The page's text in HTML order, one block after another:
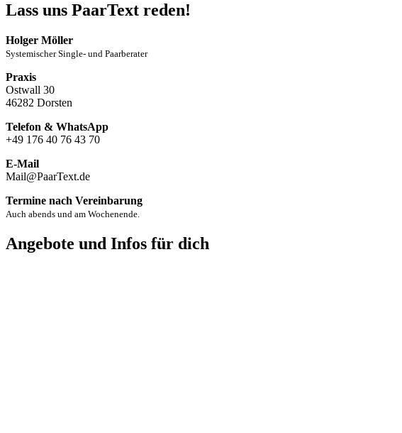
Lass uns PaarText reden!
Holger Möller
Systemischer Single- und Paarberater
Praxis
Ostwall 30
46282 Dorsten
Telefon & WhatsApp
+49 176 40 76 43 70
E-Mail
Mail@PaarText.de
Termine nach Vereinbarung
Auch abends und am Wochenende.
Angebote und Infos für dich